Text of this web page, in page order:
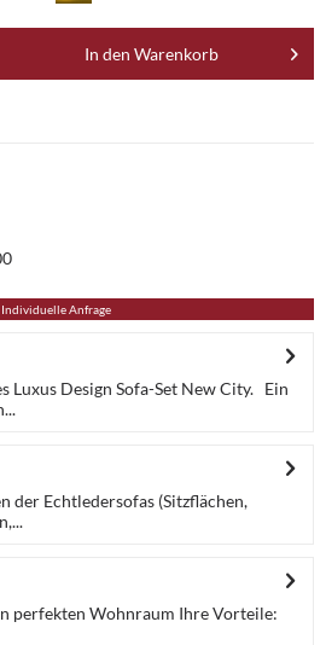
In den Warenkorb
Individuelle Anfrage
Luxus Design Sofa-Set New City. Ein
der Echtledersofas (Sitzflächen,
perfekten Wohnraum Ihre Vorteile: